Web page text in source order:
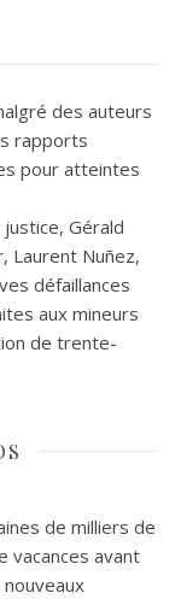
des auteurs
rapports
pour atteintes
Gérald
Laurent Nuñez,
défaillances
aux mineurs
de trente-
de milliers de
vacances avant